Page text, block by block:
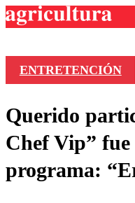
Deportes
Colo
ENTRETENCIÓN
Querido
Chef Vip”
programa: